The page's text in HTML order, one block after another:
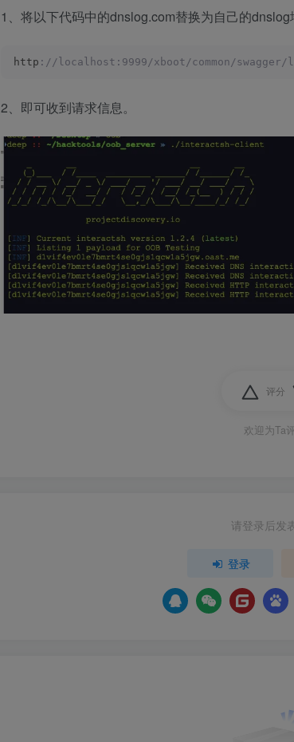
1、将以下代码中的dnslog.com替换为自己的dnslog
http ://localhost:9999/xboot/common/swagger/
2、即可收到请求信息。
评分
欢迎为Ta
请登录后发
登录